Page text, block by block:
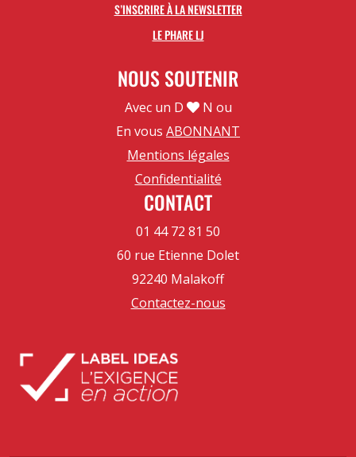
S’INSCRIRE À LA NEWSLETTER
LE PHARE LJ
NOUS SOUTENIR
Avec un D
N ou
En vous ABONNANT
Mentions légales
Confidentialité
CONTACT
01 44 72 81 50
60 rue Etienne Dolet
92240 Malakoff
Contactez-nous